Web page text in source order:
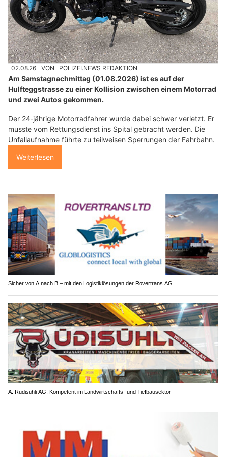
02.08.26 VON POLIZEI.NEWS REDAKTION
Am Samstagnachmittag (01.08.2026) ist es auf der
Hulfteggstrasse zu einer Kollision zwischen einem Motorrad
und zwei Autos gekommen.
Der 24-jährige Motorradfahrer wurde dabei schwer verletzt. Er
musste vom Rettungsdienst ins Spital gebracht werden. Die
Unfallaufnahme führte zu teilweisen Sperrungen der Fahrbahn.
Weiterlesen
Sicher von A nach B – mit den Logistiklösungen der Rovertrans AG
A. Rüdisühli AG: Kompetent im Landwirtschafts- und Tiefbausektor